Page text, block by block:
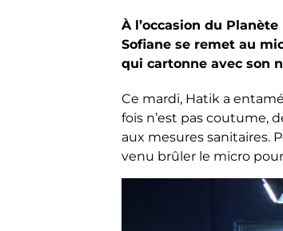
À l’occasion du
Sofiane se remet au
qui cartonne avec son
Ce mardi, Hatik a
fois n’est pas coutume,
aux mesures sanitaires.
venu brûler le micro